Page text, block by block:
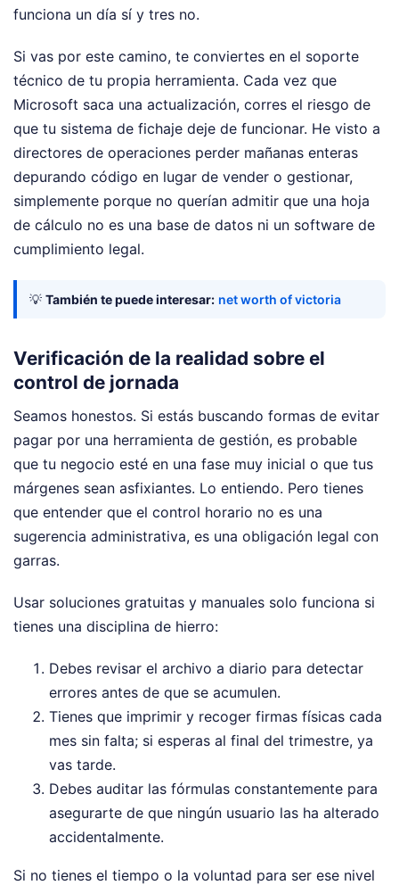
funciona un día sí y tres no.
Si vas por este camino, te conviertes en el soporte
técnico de tu propia herramienta. Cada vez que
Microsoft saca una actualización, corres el riesgo de
que tu sistema de fichaje deje de funcionar. He visto a
directores de operaciones perder mañanas enteras
depurando código en lugar de vender o gestionar,
simplemente porque no querían admitir que una hoja
de cálculo no es una base de datos ni un software de
cumplimiento legal.
💡 También te puede interesar: net worth of victoria
Verificación de la realidad sobre el
control de jornada
Seamos honestos. Si estás buscando formas de evitar
pagar por una herramienta de gestión, es probable
que tu negocio esté en una fase muy inicial o que tus
márgenes sean asfixiantes. Lo entiendo. Pero tienes
que entender que el control horario no es una
sugerencia administrativa, es una obligación legal con
garras.
Usar soluciones gratuitas y manuales solo funciona si
tienes una disciplina de hierro:
Debes revisar el archivo a diario para detectar
errores antes de que se acumulen.
Tienes que imprimir y recoger firmas físicas cada
mes sin falta; si esperas al final del trimestre, ya
vas tarde.
Debes auditar las fórmulas constantemente para
asegurarte de que ningún usuario las ha alterado
accidentalmente.
Si no tienes el tiempo o la voluntad para ser ese nivel